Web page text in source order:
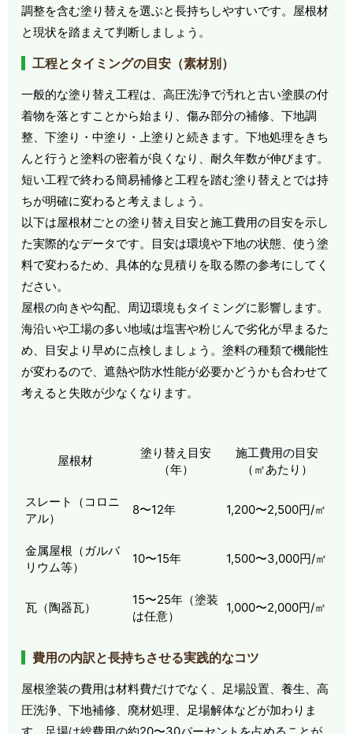
調整を含む塗り替えを選ぶと長持ちしやすいです。屋根材
と現状を踏まえて判断しましょう。
工程とタイミングの目安（素材別）
一般的な塗り替え工程は、高圧洗浄で汚れと古い塗膜の付
着物を落とすことから始まり、傷み部分の補修、下地調
整、下塗り・中塗り・上塗りと続きます。下地処理をきち
んと行うと塗料の密着が良くなり、耐久年数が伸びます。
短い工程で終わる簡易補修と工程を踏む塗り替えとでは持
ちが明確に変わると考えましょう。
以下は屋根材ごとの塗り替え目安と施工費用の目安を示し
た実際的なデータです。目安は環境や下地の状態、使う塗
料で変わるため、具体的な見積りを取る際の参考にしてく
ださい。
屋根の向きや勾配、周辺環境もタイミングに影響します。
海沿いや工場の多い地域は塩害や粉じんで劣化が早まるた
め、目安より早めに点検しましょう。塗料の種類で機能性
が変わるので、遮熱や防水性能が必要かどうかも合わせて
考えると失敗が少なくなります。
屋根材
塗り替え目安
（年）
施工費用の目安
（㎡あたり）
スレート（コロニ
アル）
8〜12年 1,200〜2,500円/㎡
金属屋根（ガルバ
リウム等）
10〜15年 1,500〜3,000円/㎡
瓦（陶器瓦）
15〜25年（塗装
は任意）
1,000〜2,000円/㎡
費用の内訳と長持ちさせる実践的なコツ
屋根塗装の費用は材料費だけでなく、足場設置、養生、高
圧洗浄、下地補修、廃材処理、足場解体などが加わりま